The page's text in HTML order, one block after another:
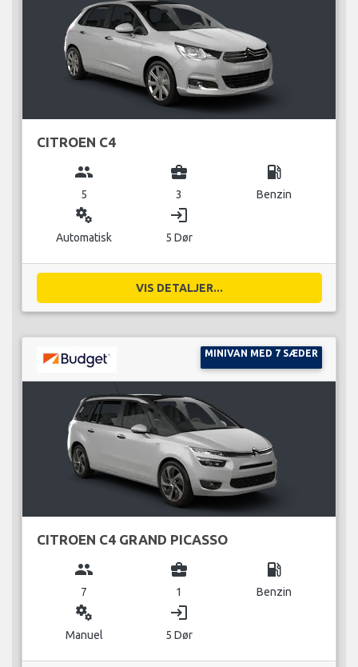
CITROEN C4
group
5
business_center
3
local_gas_station
Benzin
miscellaneous_services
Automatisk
login
5 Dør
VIS DETALJER...
MINIVAN MED 7 SÆDER
CITROEN C4 GRAND PICASSO
group
7
business_center
1
local_gas_station
Benzin
miscellaneous_services
Manuel
login
5 Dør